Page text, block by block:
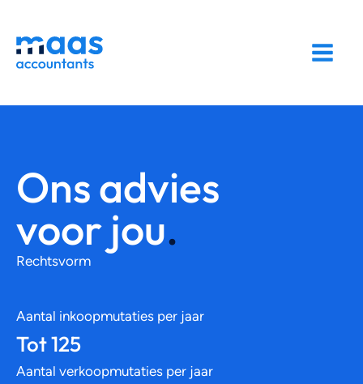
Ons advies
voor jou.
Rechtsvorm
Aantal inkoopmutaties per jaar
Tot 125
Aantal verkoopmutaties per jaar